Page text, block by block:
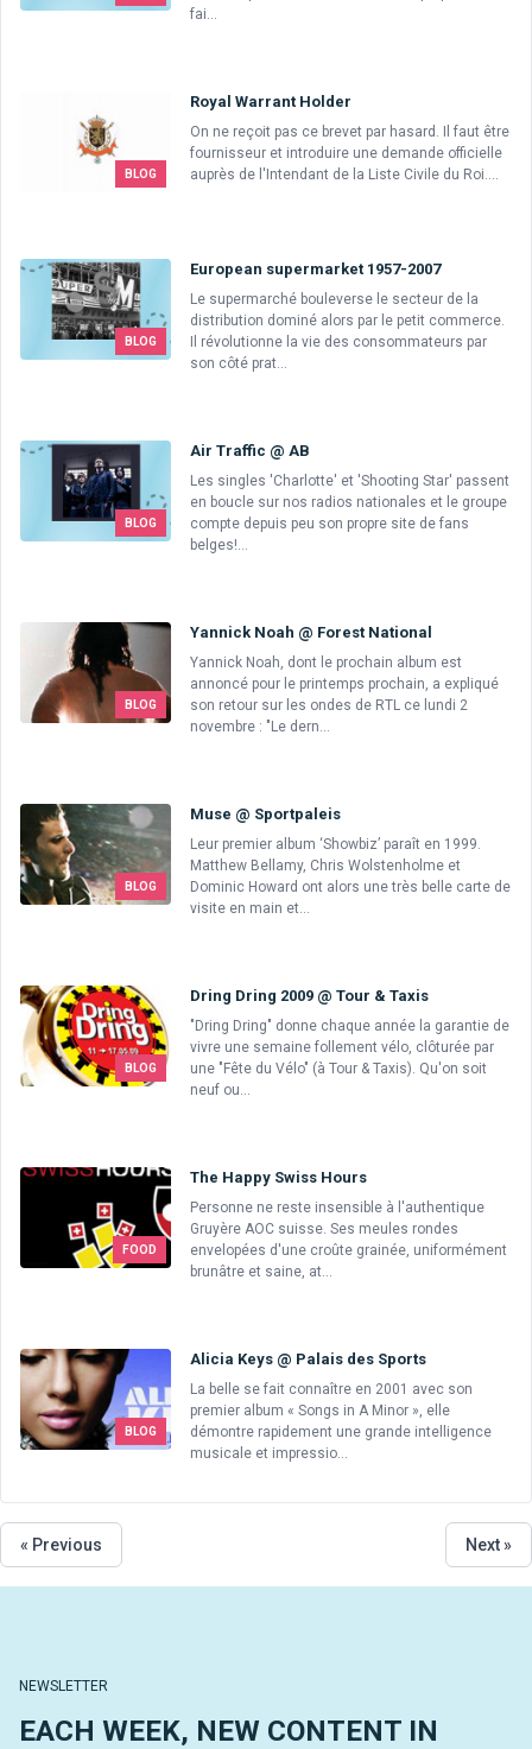
fai...
BLOG
Royal Warrant Holder
On ne reçoit pas ce brevet par hasard. Il faut être
fournisseur et introduire une demande officielle
auprès de l'Intendant de la Liste Civile du Roi....
BLOG
European supermarket 1957-2007
Le supermarché bouleverse le secteur de la
distribution dominé alors par le petit commerce.
Il révolutionne la vie des consommateurs par
son côté prat...
BLOG
Air Traffic @ AB
Les singles 'Charlotte' et 'Shooting Star' passent
en boucle sur nos radios nationales et le groupe
compte depuis peu son propre site de fans
belges!...
BLOG
Yannick Noah @ Forest National
Yannick Noah, dont le prochain album est
annoncé pour le printemps prochain, a expliqué
son retour sur les ondes de RTL ce lundi 2
novembre : "Le dern...
BLOG
Muse @ Sportpaleis
Leur premier album ‘Showbiz’ paraît en 1999.
Matthew Bellamy, Chris Wolstenholme et
Dominic Howard ont alors une très belle carte de
visite en main et...
BLOG
Dring Dring 2009 @ Tour & Taxis
"Dring Dring" donne chaque année la garantie de
vivre une semaine follement vélo, clôturée par
une "Fête du Vélo" (à Tour & Taxis). Qu'on soit
neuf ou...
FOOD
The Happy Swiss Hours
Personne ne reste insensible à l'authentique
Gruyère AOC suisse. Ses meules rondes
envelopées d'une croûte grainée, uniformément
brunâtre et saine, at...
BLOG
Alicia Keys @ Palais des Sports
La belle se fait connaître en 2001 avec son
premier album « Songs in A Minor », elle
démontre rapidement une grande intelligence
musicale et impressio...
« Previous Next »
NEWSLETTER
EACH WEEK, NEW CONTENT IN